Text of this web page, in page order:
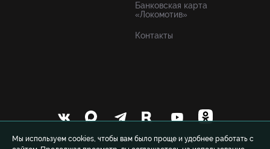
Мы используем cookies, чтобы вам было проще и удобнее работать с
Банковская карта
«Локомотив»
Контакты